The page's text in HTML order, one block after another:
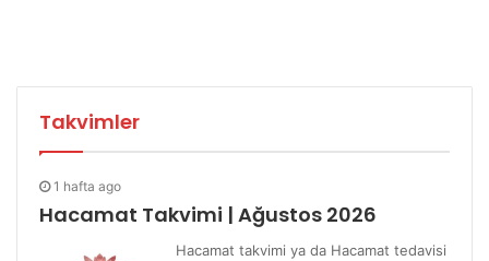
Takvimler
1 hafta ago
Hacamat Takvimi | Ağustos 2026
Hacamat takvimi ya da Hacamat tedavisi